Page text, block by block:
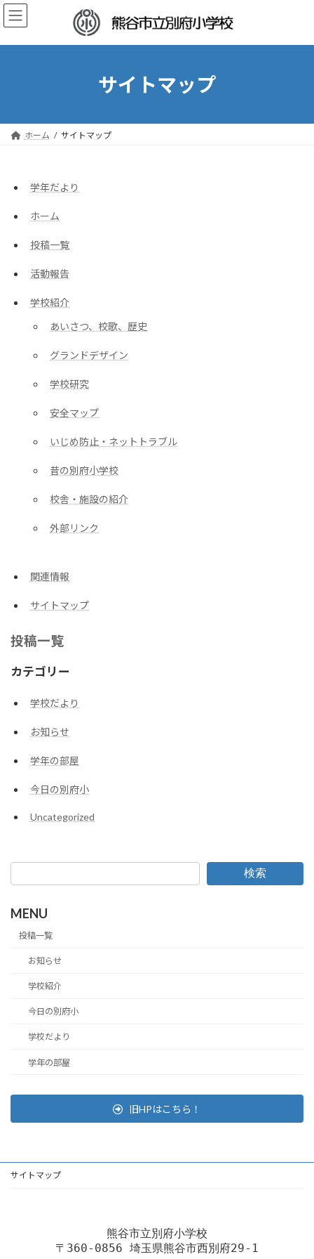
コ
ン
ン
ナ
ビ
ー
サイトマップ
ホーム サイトマップ
学年だより
ホーム
投稿一覧
活動報告
学校紹介
あいさつ、校歌、歴史
グランドデザイン
学校研究
安全マップ
いじめ防止・ネットトラブル
昔の別府小学校
校舎・施設の紹介
外部リンク
関連情報
サイトマップ
投稿一覧
カテゴリー
学校だより
お知らせ
学年の部屋
今日の別府小
Uncategorized
検索
MENU
投稿一覧
お知らせ
学校紹介
今日の別府小
学校だより
学年の部屋
旧HPはこちら！
サイトマップ
熊谷市立別府小学校
〒360-0856 埼玉県熊谷市西別府29-1